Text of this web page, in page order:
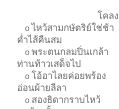
โคลง
o ไหว้สามกษัตริย์ใช่ช้า
ค่ำไส้คืนสม
o พระตนกลมปิ่นเกล้า
ท่านท้าวเสด็จไป
o โอ้อาไลยค่อยพร้อง
อ่อนผ้ายลีลา
o สองธิดากราบไหว้